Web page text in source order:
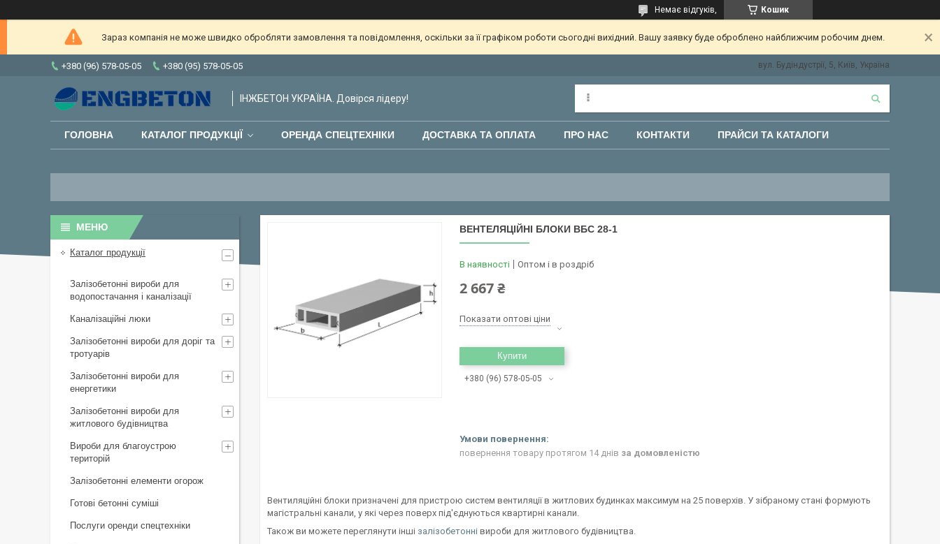
Кошик
Немає відгуків,
Зараз компанія не може швидко обробляти замовлення та повідомлення, оскільки за її графіком роботи сьогодні вихідний. Вашу заявку буде оброблено найближчим робочим днем.
+380 (96) 578-05-05 +380 (95) 578-05-05 вул. Будіндустрії, 5, Київ, Україна
ІНЖБЕТОН УКРАЇНА. Довірся лідеру!
ГОЛОВНА КАТАЛОГ ПРОДУКЦІЇ ОРЕНДА СПЕЦТЕХНІКИ ДОСТАВКА ТА ОПЛАТА ПРО НАС КОНТАКТИ ПРАЙСИ ТА КАТАЛОГИ
ВЕНТЕЛЯЦІЙНІ БЛОКИ ВБС 28-1
В наявності Оптом і в роздріб
2 667 ₴
Показати оптові ціни
Купити
+380 (96) 578-05-05
повернення товару протягом 14 днів за домовленістю
Вентиляційні блоки призначені для пристрою систем вентиляції в житлових будинках максимум на 25 поверхів. У зібраному стані формують
магістральні канали, у які через поверх під'єднуються квартирні канали.
Також ви можете переглянути інші залізобетонні вироби для житлового будівництва.
Каталог продукції
Залізобетонні вироби для
водопостачання і каналізації
Каналізаційні люки
Залізобетонні вироби для доріг та
тротуарів
Залізобетонні вироби для
енергетики
Залізобетонні вироби для
житлового будівництва
Вироби для благоустрою
територій
Залізобетонні елементи огорож
Готові бетонні суміші
Послуги оренди спецтехніки